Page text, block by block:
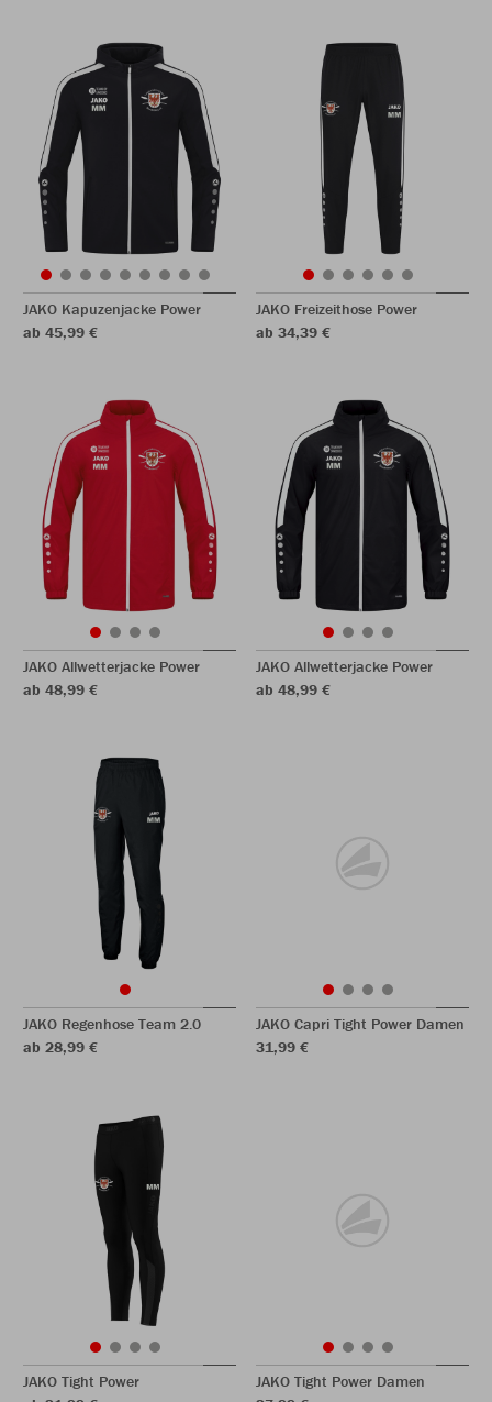
JAKO Kapuzenjacke Power
ab 45,99 €
JAKO Freizeithose Power
ab 34,39 €
JAKO Allwetterjacke Power
ab 48,99 €
JAKO Allwetterjacke Power
ab 48,99 €
JAKO Regenhose Team 2.0
ab 28,99 €
JAKO Capri Tight Power Damen
31,99 €
JAKO Tight Power
JAKO Tight Power Damen